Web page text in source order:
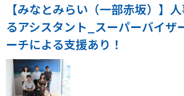
【みなとみらい（一部赤坂）】
るアシスタント_スーパーバイザ
ーチによる支援あり！